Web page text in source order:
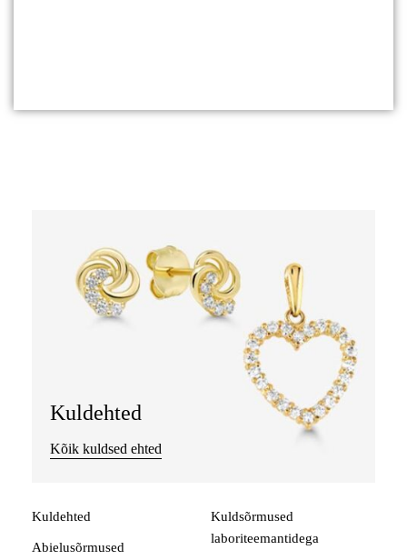
Kuldehted
Kõik kuldsed ehted
Kuldehted
Abielusõrmused
Kuldsõrmused
laboriteemantidega